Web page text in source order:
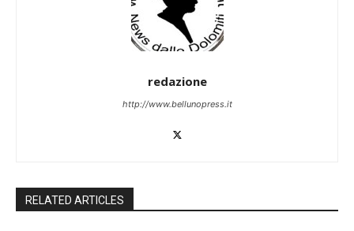
redazione
http://www.bellunopress.it
RELATED ARTICLES